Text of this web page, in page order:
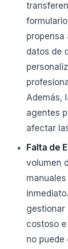
propensa
datos de
Además,
agentes
afectar
Falta de
volumen
gestionar
costoso
no puede